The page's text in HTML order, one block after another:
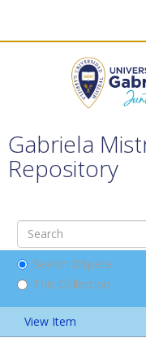
Gabriela
Repository
Search DSpace
This Collection
View Item